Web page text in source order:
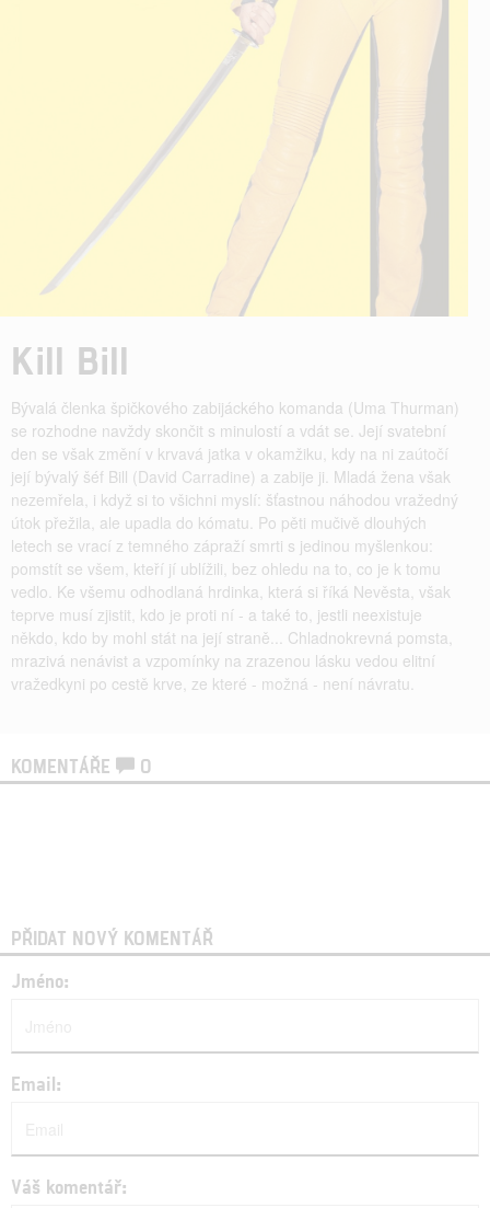
Kill Bill
Bývalá členka špičkového zabijáckého komanda (Uma Thurman)
se rozhodne navždy skončit s minulostí a vdát se. Její svatební
den se však změní v krvavá jatka v okamžiku, kdy na ni zaútočí
její bývalý šéf Bill (David Carradine) a zabije ji. Mladá žena však
nezemřela, i když si to všichni myslí: šťastnou náhodou vražedný
útok přežila, ale upadla do kómatu. Po pěti mučivě dlouhých
letech se vrací z temného zápraží smrti s jedinou myšlenkou:
pomstít se všem, kteří jí ublížili, bez ohledu na to, co je k tomu
vedlo. Ke všemu odhodlaná hrdinka, která si říká Nevěsta, však
teprve musí zjistit, kdo je proti ní - a také to, jestli neexistuje
někdo, kdo by mohl stát na její straně... Chladnokrevná pomsta,
mrazivá nenávist a vzpomínky na zrazenou lásku vedou elitní
vražedkyni po cestě krve, ze které - možná - není návratu.
KOMENTÁŘE 0
PŘIDAT NOVÝ KOMENTÁŘ
Jméno:
Email:
Váš komentář: